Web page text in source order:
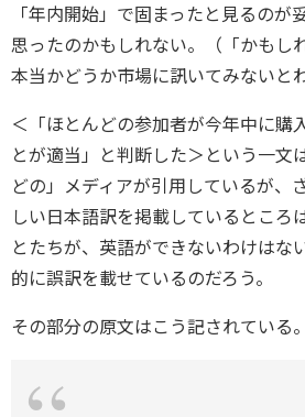
「年内開始」で固まったと見る
思ったのかもしれない。（「かもし
本当かどうか市場に訊いてみないと
＜「ほとんどの参加者が今年中に購
とが適当」と判断した＞という一文
どの」メディアが引用しているが、
しい日本語訳を掲載しているところ
とたちが、英語ができないわけはな
的に誤訳を載せているのだろう。
その部分の原文はこう記されている。